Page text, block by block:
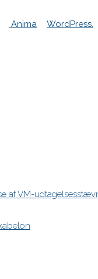
af VM-
Anima WordPress.